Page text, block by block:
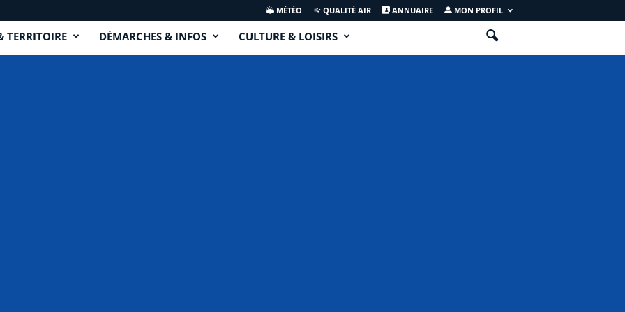
MÉTÉO QUALITÉ AIR ANNUAIRE MON PROFIL
TERRITOIRE DÉMARCHES & INFOS CULTURE & LOISIRS